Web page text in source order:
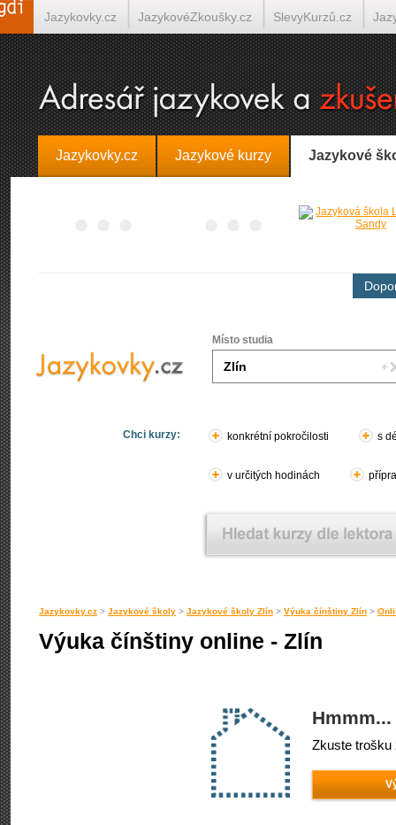
Jazykovky.cz Jazykové kurzy Jazykové
Místo studia
Chci kurzy: konkrétní pokročilosti s
v určitých hodinách
Jazykovky.cz > Jazykové školy > Jazykové školy Zlín > Výuka čínštiny Zlín >
Výuka čínštiny online - Zlín
Zkuste trošku
Jazykovky.cz JazykovéZkoušky.cz SlevyKurzů.cz
Španělština on-line Italština on-line Tlumočení-